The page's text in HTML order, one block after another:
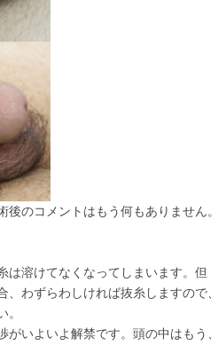
後のコメントはもう何もありません。
は溶けてなくなってしまいます。但
、わずらわしければ抜糸しますので、
。
がいよいよ解禁です。頭の中はもう、